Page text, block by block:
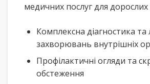
медичних послуг для дорослих
Комплексна діагностика та
захворювань внутрішніх
Профілактичні огляди та
обстеження